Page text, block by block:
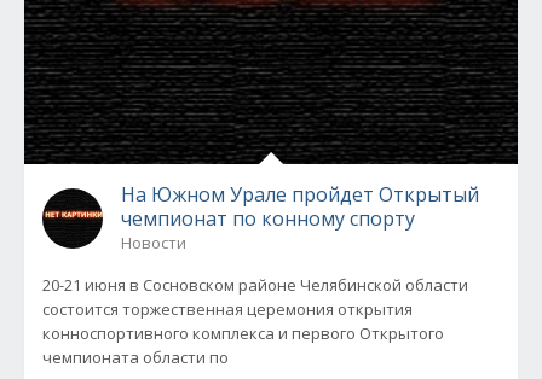
На Южном Урале пройдет Открытый
чемпионат по конному спорту
Новости
20-21 июня в Сосновском районе Челябинской области
состоится торжественная церемония открытия
конноспортивного комплекса и первого Открытого
чемпионата области по